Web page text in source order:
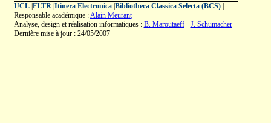
UCL| FLTR| Itinera Electronica| Bibliotheca Classica Selecta (BCS)|
Responsable académique :Alain Meurant
Analyse, design et réalisation informatiques : B. Maroutaeff- J. Schumacher
Dernière mise à jour : 24/05/2007